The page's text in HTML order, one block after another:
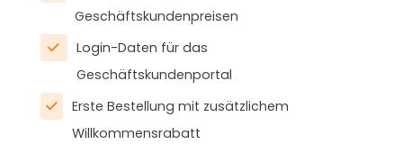
Geschäftskundenpreisen
Login-Daten für das
Geschäftskundenportal
Erste Bestellung mit zusätzlichem
Willkommensrabatt